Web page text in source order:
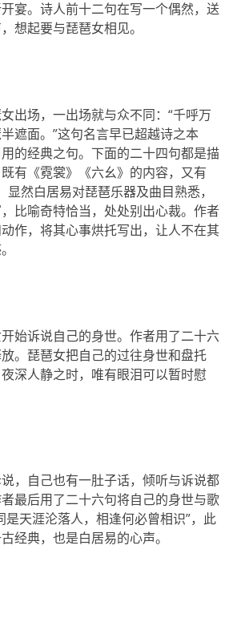
宴。诗人前十二句在写一个偶然，送
想起要与琵琶女相见。
出场，一出场就与众不同：“千呼万
遮面。”这句名言早已超越诗之本
的经典之句。下面的二十四句都是描
有《霓裳》《六幺》的内容，又有
显然白居易对琵琶乐器及曲目熟悉，
比喻奇特恰当，处处别出心裁。作者
作，将其心事烘托写出，让人不在其
始诉说自己的身世。作者用了二十六
。琵琶女把自己的过往身世和盘托
深人静之时，唯有眼泪可以暂时慰
，自己也有一肚子话，倾听与诉说都
最后用了二十六句将自己的身世与歌
是天涯沦落人，相逢何必曾相识”，此
经典，也是白居易的心声。